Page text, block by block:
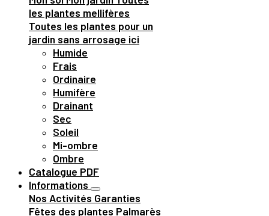
les plantes mellifères
Toutes les plantes pour un
jardin sans arrosage ici
Humide
Frais
Ordinaire
Humifère
Drainant
Sec
Soleil
Mi-ombre
Ombre
Catalogue PDF
Informations
Nos Activités Garanties
Fêtes des plantes Palmarès